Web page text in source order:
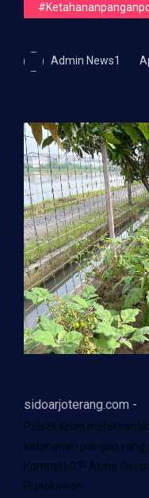
Admin News1
sidoarjoterang.com -
Polsek Krian
ketahanan pangan yang
Kompol I.G.P. Atma Giri,
Punokawan.